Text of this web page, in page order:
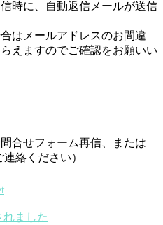
時に、自動返信メールが送信
はメールアドレスのお間違
えますのでご確認をお願いい
問合せフォーム再信、または
絡ください）
ました